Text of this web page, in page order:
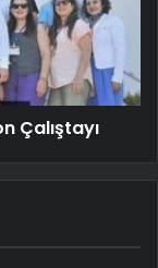
Çalıştayı